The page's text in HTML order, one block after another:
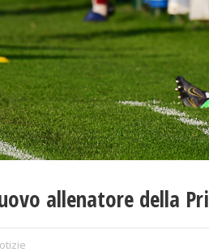
allenatore della